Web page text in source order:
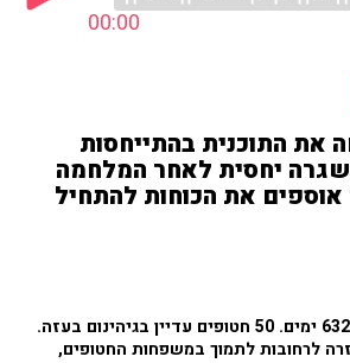
00:00
את התוכנית בהתייחסות
יחסית לאחר המלחמה
אוספים את הכוחות להתחיל
ישראל במלחמה בעזה 632 ימים. 50 חטופים עדיין בגיהינום בעזה.
לרחובות לתמוך במשפחות החטופים,